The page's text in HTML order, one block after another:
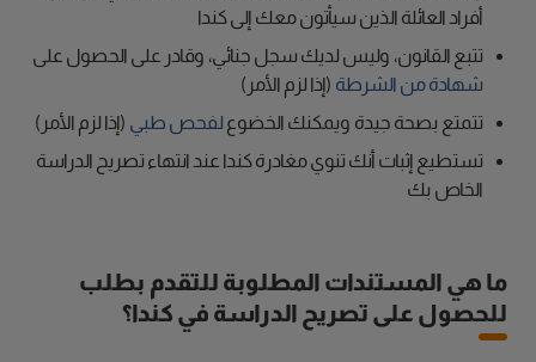
أفراد العائلة الذين سيأتون معك إلى كندا
تتبع القانون، وليس لديك سجل جنائي، وقادر على الحصول على
شهادة من الشرطة (إذا لزم الأمر)
تتمتع بصحة جيدة ويمكنك الخضوع لفحص طبي (إذا لزم الأمر)
تستطيع إثبات أنك تنوي مغادرة كندا عند انتهاء تصريح الدراسة
الخاص بك
ما هي المستندات المطلوبة للتقدم بطلب
للحصول على تصريح الدراسة في كندا؟